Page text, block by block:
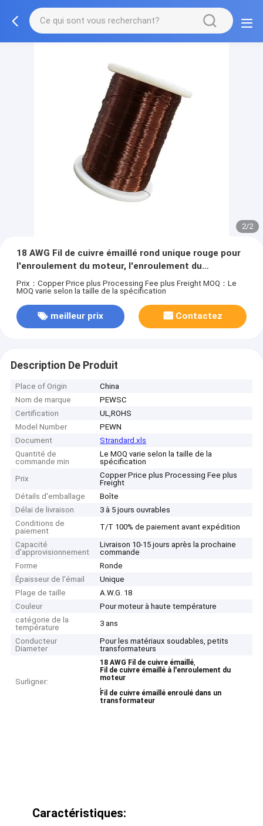
2/2
18 AWG Fil de cuivre émaillé rond unique rouge pour
l'enroulement du moteur, l'enroulement du
transformateur
Prix：Copper Price plus Processing Fee plus Freight MOQ：Le
MOQ varie selon la taille de la spécification
meilleur prix Contactez
Description De Produit
Place of Origin
China
Nom de marque
PEWSC
Certification
UL,ROHS
Model Number
PEWN
Document
Strandard.xls
Quantité de
commande min
Le MOQ varie selon la taille de la
spécification
Prix
Copper Price plus Processing Fee plus
Freight
Détails d'emballage
Boîte
Délai de livraison
3 à 5 jours ouvrables
Conditions de
paiement
T/T 100% de paiement avant expédition
Capacité
d'approvisionnement
Livraison 10-15 jours après la prochaine
commande
Forme
Ronde
Épaisseur de l'émail
Unique
Plage de taille
A.W.G. 18
Couleur
Pour moteur à haute température
catégorie de la
température
3 ans
Conducteur
Diameter
Pour les matériaux soudables, petits
transformateurs
Surligner:
18 AWG Fil de cuivre émaillé,
Fil de cuivre émaillé à l'enroulement du
moteur
,
Fil de cuivre émaillé enroulé dans un
transformateur
Caractéristiques: